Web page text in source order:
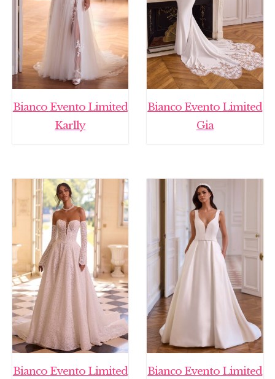
Bianco Evento Limited
Karlly
Bianco Evento Limited
Gia
Bianco Evento Limited Bianco Evento Limited